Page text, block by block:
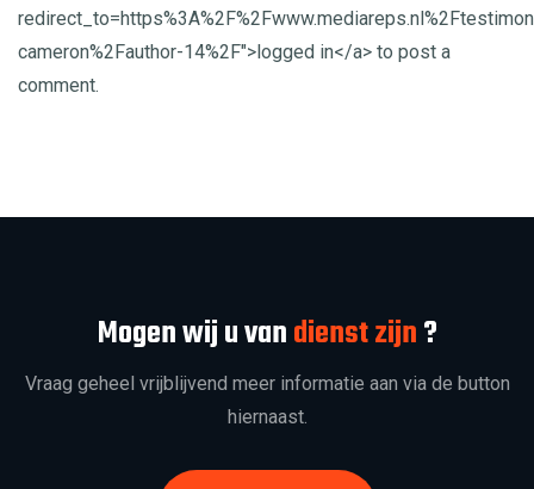
cameron%2Fauthor-14%2F">logged in</a> to post a
comment.
Mogen wij u vandienst zijn?
Vraag geheel vrijblijvend meer informatie aan via de button
hiernaast.